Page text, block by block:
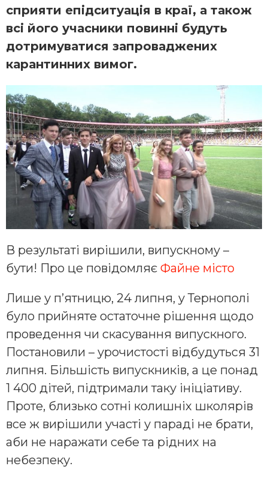
сприяти епідситуація в краї, а також
всі його учасники повинні будуть
дотримуватися запроваджених
карантинних вимог.
В результаті вирішили, випускному –
бути! Про це повідомляє Файне місто
Лише у п’ятницю, 24 липня, у Тернополі
було прийняте остаточне рішення щодо
проведення чи скасування випускного.
Постановили – урочистості відбудуться 31
липня. Більшість випускників, а це понад
1 400 дітей, підтримали таку ініціативу.
Проте, близько сотні колишніх школярів
все ж вирішили участі у параді не брати,
аби не наражати себе та рідних на
небезпеку.